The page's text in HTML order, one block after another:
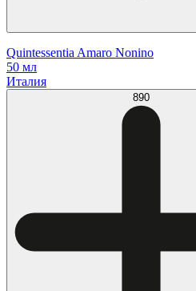
Quintessentia Amaro Nonino
50 мл
Италия
890